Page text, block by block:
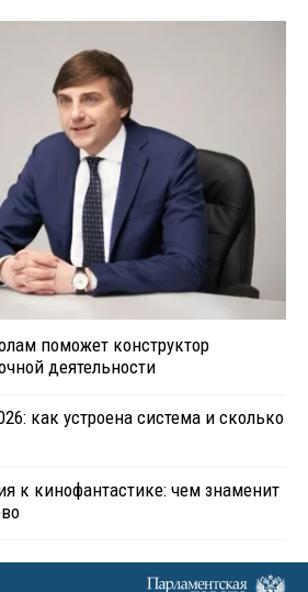
поможет конструктор
деятельности
как устроена система и сколько
к кинофантастике: чем знаменит